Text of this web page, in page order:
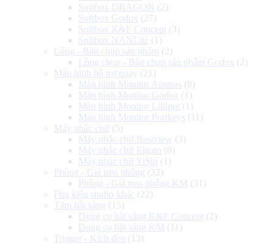
Softbox DRAGON (2)
Softbox Godox (27)
Softbox K&F Concept (3)
Softbox NANLite (1)
Lồng - Bàn chụp sản phẩm (2)
Lồng chụp - Bàn chụp sản phẩm Godox (2)
Màn hình hỗ trợ quay (21)
Màn hình Monitor Atomos (8)
Màn hình Monitor Godox (1)
Màn hình Monitor Lilliput (1)
Màn hình Monitor Portkeys (11)
Máy nhắc chữ (5)
Máy nhắc chữ Bestview (3)
Máy nhắc chữ Elgato (0)
Máy nhắc chữ YiShi
(1)
Phông - Giá treo phông (32)
Phông - Giá treo phông KM (31)
Phụ kiện studio khác (22)
Tấm hắt sáng (15)
Dụng cụ hắt sáng K&F Concept (2)
Dụng cụ hắt sáng KM (11)
Trigger - Kích đèn
(13)